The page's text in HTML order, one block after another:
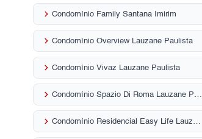
keyboard_arrow_right Condomínio Family Santana Imirim
keyboard_arrow_right Condomínio Overview Lauzane Paulista
keyboard_arrow_right Condomínio Vivaz Lauzane Paulista
keyboard_arrow_right Condomínio Spazio Di Roma Lauzane Paulista
keyboard_arrow_right Condomínio Residencial Easy Life Lauzane Paulista